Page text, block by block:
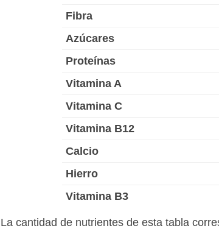
Fibra
Azúcares
Proteínas
Vitamina A
Vitamina C
Vitamina B12
Calcio
Hierro
Vitamina B3
La cantidad de nutrientes de esta tabla